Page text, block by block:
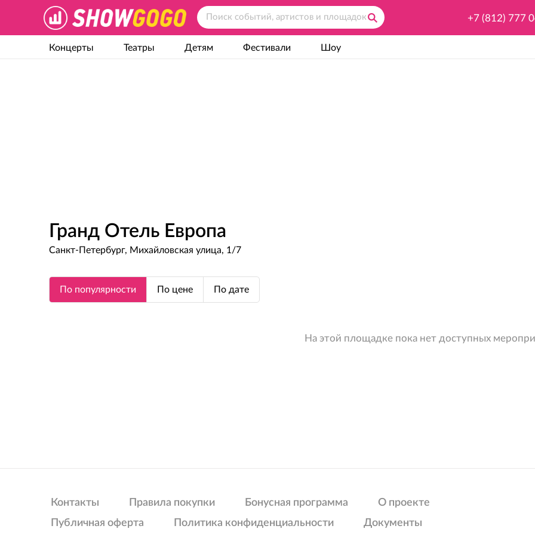
+7 (812) 777
Концерты Театры Детям Фестивали Шоу
Гранд Отель Европа
Санкт-Петербург, Михайловская улица, 1/7
По популярности По цене По дате
На этой площадке пока нет доступных
Контакты Правила покупки Бонусная программа
О проекте
Публичная оферта
Политика конфиденциальности Документы